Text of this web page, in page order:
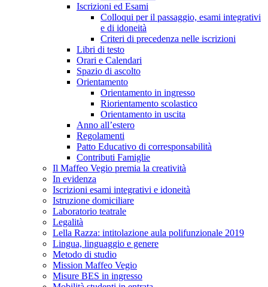
Iscrizioni ed Esami
Colloqui per il passaggio, esami integrativi
e di idoneità
Criteri di precedenza nelle iscrizioni
Libri di testo
Orari e Calendari
Spazio di ascolto
Orientamento
Orientamento in ingresso
Riorientamento scolastico
Orientamento in uscita
Anno all’estero
Regolamenti
Patto Educativo di corresponsabilità
Contributi Famiglie
Il Maffeo Vegio premia la creatività
In evidenza
Iscrizioni esami integrativi e idoneità
Istruzione domiciliare
Laboratorio teatrale
Legalità
Lella Razza: intitolazione aula polifunzionale 2019
Lingua, linguaggio e genere
Metodo di studio
Mission Maffeo Vegio
Misure BES in ingresso